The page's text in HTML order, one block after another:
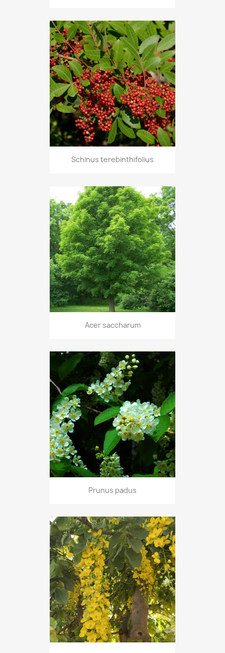
Schinus terebinthifolius
Acer saccharum
Prunus padus